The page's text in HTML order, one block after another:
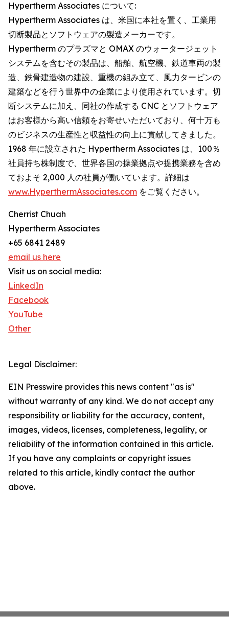
Hypertherm Associates について:
Hypertherm Associates は、米国に本社を置く、工業用
切断製品とソフトウェアの製造メーカーです。
Hypertherm のプラズマと OMAX のウォータージェット
システムを含むその製品は、船舶、航空機、鉄道車両の製
造、鉄骨建造物の建設、重機の組み立て、風力タービンの
建築などを行う世界中の企業により使用されています。切
断システムに加え、同社の作成する CNC とソフトウェア
はお客様から高い信頼をお寄せいただいており、何十万も
のビジネスの生産性と収益性の向上に貢献してきました。
1968 年に設立された Hypertherm Associates は、100％
社員持ち株制度で、世界各国の操業拠点や提携業務を含め
ておよそ 2,000 人の社員が働いています。詳細は
www.HyperthermAssociates.com をご覧ください。
Cherrist Chuah
Hypertherm Associates
+65 6841 2489
email us here
Visit us on social media:
LinkedIn
Facebook
YouTube
Other
Legal Disclaimer:
EIN Presswire provides this news content "as is"
without warranty of any kind. We do not accept any
responsibility or liability for the accuracy, content,
images, videos, licenses, completeness, legality, or
reliability of the information contained in this article.
If you have any complaints or copyright issues
related to this article, kindly contact the author
above.